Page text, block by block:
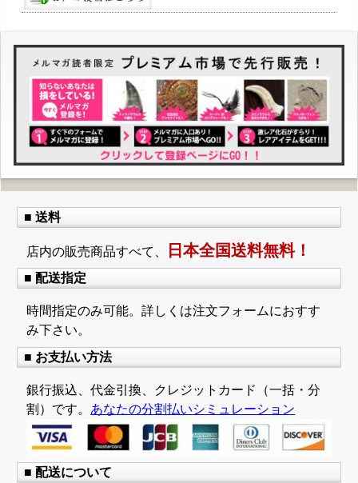
■ 送料
店内の販売商品すべて、 日本全国送料無料！
■ 配送指定
時間指定のみ可能。詳しくは注文フォームにおすす
み下さい。
■ お支払い方法
銀行振込、代金引換、クレジットカード（一括・分
割）です。 あなたの分割払いシミュレーション
■ 配送について